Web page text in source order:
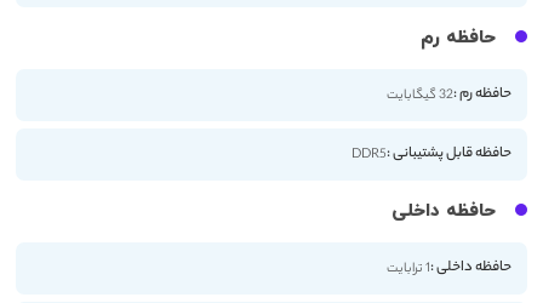
حافظه رم
حافظه رم :32 گیگابایت
حافظه قابل پشتیبانی :DDR5
حافظه داخلی
حافظه داخلی :1 ترابایت